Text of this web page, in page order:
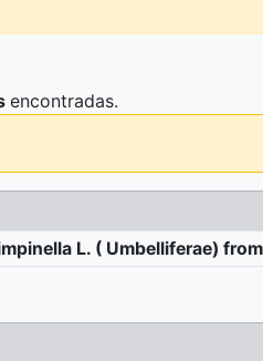
encontradas.
L. ( Umbelliferae)